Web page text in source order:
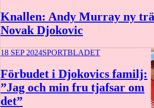
Knallen: Andy Murray ny
Novak Djokovic
18 SEP 2024SPORTBLADET
Förbudet i Djokovics familj:
”Jag och min fru tjafsar om
det”